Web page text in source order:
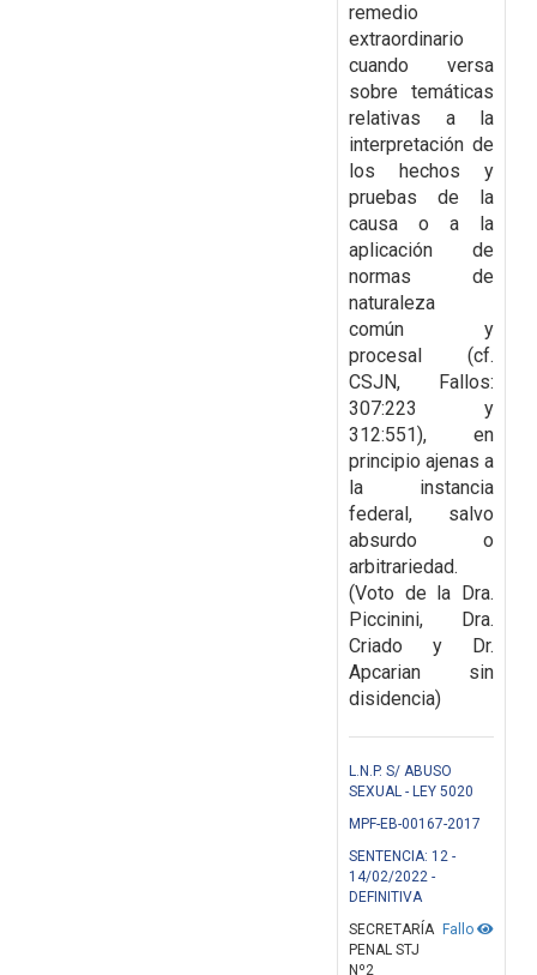
remedio
extraordinario
cuando versa
sobre temáticas
relativas a la
interpretación de
los hechos y
pruebas de la
causa o a la
aplicación de
normas de
naturaleza
común y
procesal (cf.
CSJN, Fallos:
307:223 y
312:551), en
principio ajenas a
la instancia
federal, salvo
absurdo o
arbitrariedad.
(Voto de la Dra.
Piccinini, Dra.
Criado y Dr.
Apcarian sin
disidencia)
L.N.P. S/ ABUSO
SEXUAL - LEY 5020
MPF-EB-00167-2017
SENTENCIA: 12 -
14/02/2022 -
DEFINITIVA
Fallo
SECRETARÍA
PENAL STJ
Nº2